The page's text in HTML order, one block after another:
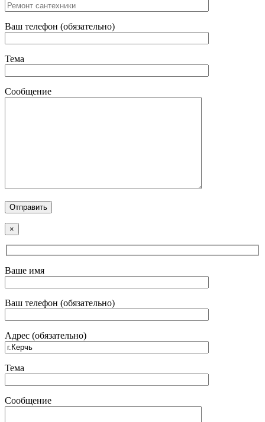
Ваш телефон (обязательно)
Тема
Сообщение
×
Ваше имя
Ваш телефон (обязательно)
Адрес (обязательно)
Тема
Сообщение